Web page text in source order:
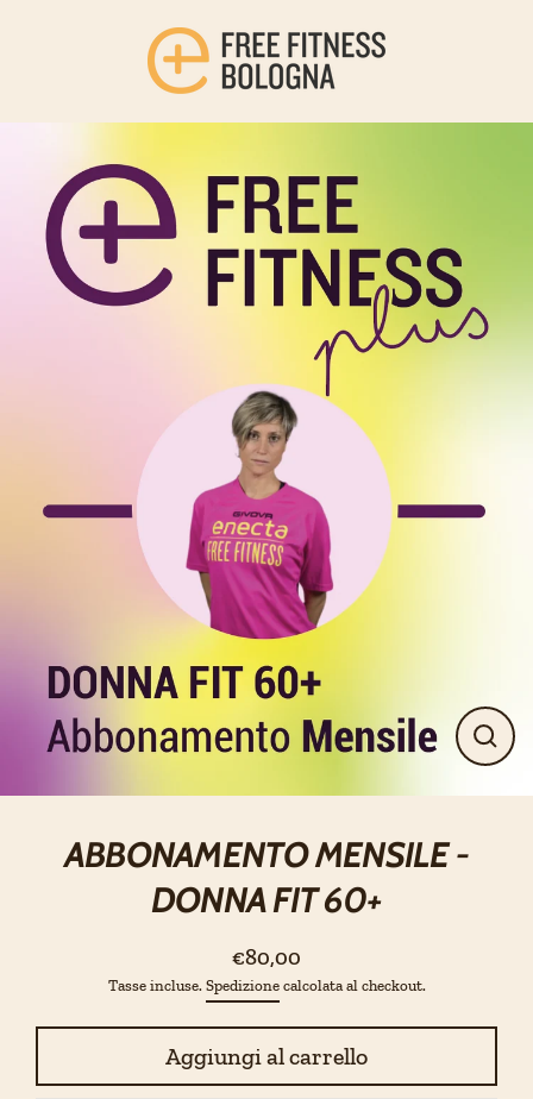
ABBONAMENTO MENSILE -
DONNA FIT 60+
Prezzo
regolare
€80,00
Tasse incluse. Spedizionecalcolata al checkout.
Aggiungi al carrello